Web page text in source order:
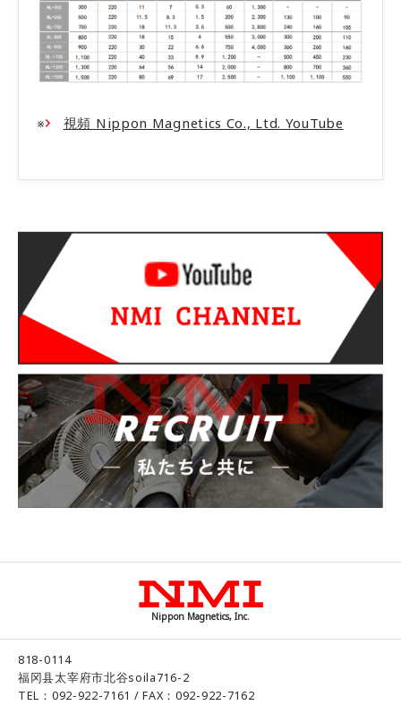
※ 視頻 Nippon Magnetics Co., Ltd. YouTube
Nippon Magnetics, Inc.
818-0114
福冈县太宰府市北谷soila716-2
TEL：092-922-7161 / FAX：092-922-7162